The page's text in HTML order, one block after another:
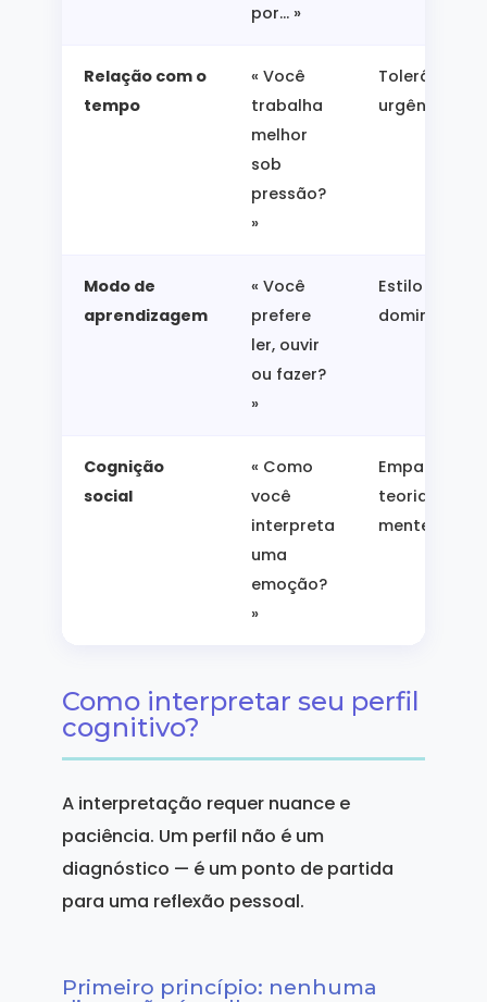
por... »
Relação com o
tempo
« Você
trabalha
melhor
sob
pressão?
»
Tolerância à
urgência
Modo de
aprendizagem
« Você
prefere
ler, ouvir
ou fazer?
»
Estilo Kolb
dominante
Cognição
social
« Como
você
interpreta
uma
emoção?
»
Empatia,
teoria da
mente
Como interpretar seu perfil
cognitivo?
A interpretação requer nuance e
paciência. Um perfil não é um
diagnóstico — é um ponto de partida
para uma reflexão pessoal.
Primeiro princípio: nenhuma